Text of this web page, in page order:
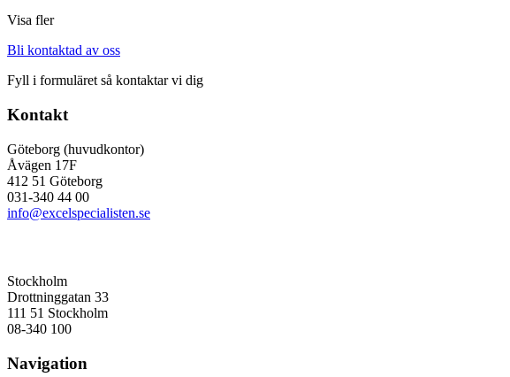
Visa fler
Bli kontaktad av oss
Fyll i formuläret så kontaktar vi dig
Kontakt
Göteborg (huvudkontor)
Åvägen 17F
412 51 Göteborg
031-340 44 00
info@excelspecialisten.se
Stockholm
Drottninggatan 33
111 51 Stockholm
08-340 100
Navigation